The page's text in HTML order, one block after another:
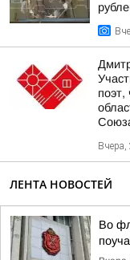
Вчера,
ЛЕНТА НОВОСТЕЙ
Во